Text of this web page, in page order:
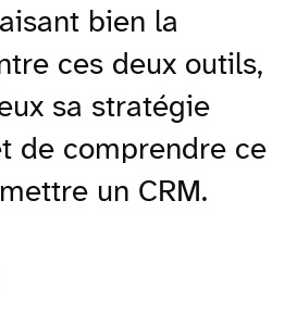
bien la
ces deux outils,
sa stratégie
de comprendre ce
un CRM.